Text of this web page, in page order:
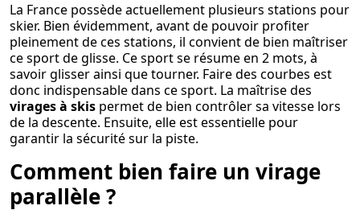
La France possède actuellement plusieurs stations pour
skier. Bien évidemment, avant de pouvoir profiter
pleinement de ces stations, il convient de bien maîtriser
ce sport de glisse. Ce sport se résume en 2 mots, à
savoir glisser ainsi que tourner. Faire des courbes est
donc indispensable dans ce sport. La maîtrise des
virages à skis permet de bien contrôler sa vitesse lors
de la descente. Ensuite, elle est essentielle pour
garantir la sécurité sur la piste.
Comment bien faire un virage
parallèle ?